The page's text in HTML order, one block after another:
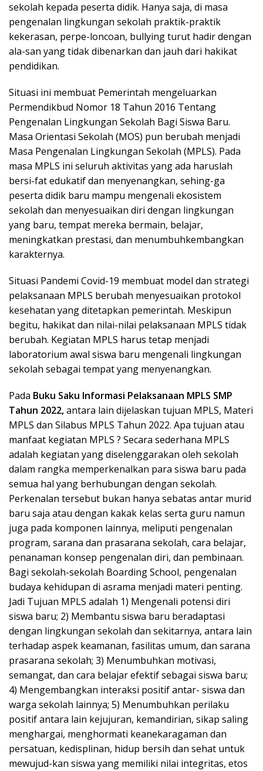
sekolah kepada peserta didik. Hanya saja, di masa
pengenalan lingkungan sekolah praktik-praktik
kekerasan, perpe-loncoan, bullying turut hadir dengan
ala-san yang tidak dibenarkan dan jauh dari hakikat
pendidikan.
Situasi ini membuat Pemerintah mengeluarkan
Permendikbud Nomor 18 Tahun 2016 Tentang
Pengenalan Lingkungan Sekolah Bagi Siswa Baru.
Masa Orientasi Sekolah (MOS) pun berubah menjadi
Masa Pengenalan Lingkungan Sekolah (MPLS). Pada
masa MPLS ini seluruh aktivitas yang ada haruslah
bersi-fat edukatif dan menyenangkan, sehing-ga
peserta didik baru mampu mengenali ekosistem
sekolah dan menyesuaikan diri dengan lingkungan
yang baru, tempat mereka bermain, belajar,
meningkatkan prestasi, dan menumbuhkembangkan
karakternya.
Situasi Pandemi Covid-19 membuat model dan strategi
pelaksanaan MPLS berubah menyesuaikan protokol
kesehatan yang ditetapkan pemerintah. Meskipun
begitu, hakikat dan nilai-nilai pelaksanaan MPLS tidak
berubah. Kegiatan MPLS harus tetap menjadi
laboratorium awal siswa baru mengenali lingkungan
sekolah sebagai tempat yang menyenangkan.
Pada Buku Saku Informasi Pelaksanaan MPLS SMP
Tahun 2022,antara lain dijelaskan tujuan MPLS, Materi
MPLS dan Silabus MPLS Tahun 2022. Apa tujuan atau
manfaat kegiatan MPLS ? Secara sederhana MPLS
adalah kegiatan yang diselenggarakan oleh sekolah
dalam rangka memperkenalkan para siswa baru pada
semua hal yang berhubungan dengan sekolah.
Perkenalan tersebut bukan hanya sebatas antar murid
baru saja atau dengan kakak kelas serta guru namun
juga pada komponen lainnya, meliputi pengenalan
program, sarana dan prasarana sekolah, cara belajar,
penanaman konsep pengenalan diri, dan pembinaan.
Bagi sekolah-sekolah Boarding School, pengenalan
budaya kehidupan di asrama menjadi materi penting.
Jadi Tujuan MPLS adalah 1) Mengenali potensi diri
siswa baru; 2) Membantu siswa baru beradaptasi
dengan lingkungan sekolah dan sekitarnya, antara lain
terhadap aspek keamanan, fasilitas umum, dan sarana
prasarana sekolah; 3) Menumbuhkan motivasi,
semangat, dan cara belajar efektif sebagai siswa baru;
4) Mengembangkan interaksi positif antar- siswa dan
warga sekolah lainnya; 5) Menumbuhkan perilaku
positif antara lain kejujuran, kemandirian, sikap saling
menghargai, menghormati keanekaragaman dan
persatuan, kedisplinan, hidup bersih dan sehat untuk
mewujud-kan siswa yang memiliki nilai integritas, etos